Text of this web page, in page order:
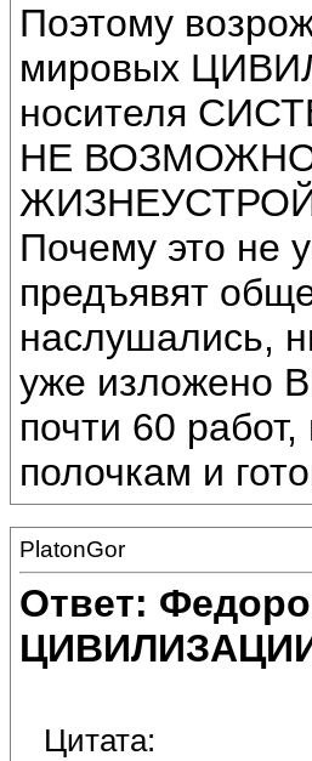
Поэтому
мировых
носителя
НЕ
Почему это не
предъявят
наслушались,
уже изложено
почти 60
полочкам и
PlatonGor
Ответ:
Цитата: